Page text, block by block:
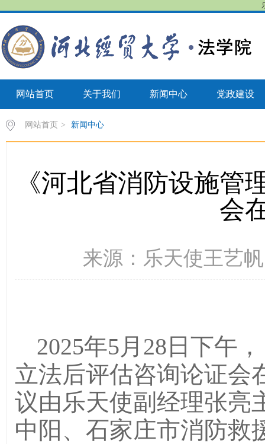
网站首页 关于我们 新闻中心 党政建设
网站首页 > 新闻中心
《河北省消防设施管
会
来源：乐天使王艺
2025年5月28日下午
立法后评估咨询论证会
议由乐天使副经理张亮
中阳、石家庄市消防救